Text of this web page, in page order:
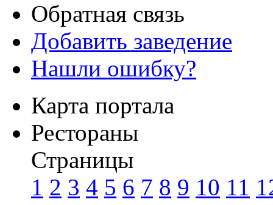
Обратная связь
Добавить заведение
Нашли ошибку?
Карта портала
Рестораны
Страницы
1 2 3 4 5 6 7 8 9 10 11